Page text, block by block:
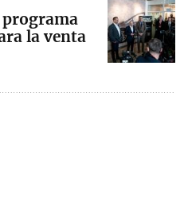
programa
la venta